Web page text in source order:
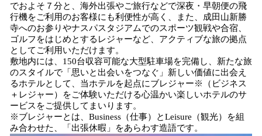
でおよそ７分と、海外出張やご旅⾏などで深夜・早朝便の⾶
⾏機をご利⽤のお客様にも利便性が⾼く、また、成⽥⼭新勝
寺へのお参りやナスパスタジアムでのスポーツ観戦や合宿、
ゴルフをはじめとするレジャーなど、アクティブな旅の拠点
としてご利用いただけます。
敷地内には、150台収容可能な⼤型駐⾞場を完備し、新たな旅
のスタイルで「思いと出会いをつなぐ」新しい価値に出会え
るホテルとして、当ホテルを起点にブレジャー※（ビジネス
＋レジャー）をご体験いただける⼼温かい楽しいホテルのサ
ービスをご提供してまいります。
※ブレジャーとは、Business（仕事）とLeisure（観光）を組
み合わせた、「出張休暇」をあらわす造語です。